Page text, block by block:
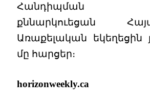
Հանդիպման
քննարկուեցան
Առաքելական եկեղեցին
մը հարցեր։
horizonweekly.ca